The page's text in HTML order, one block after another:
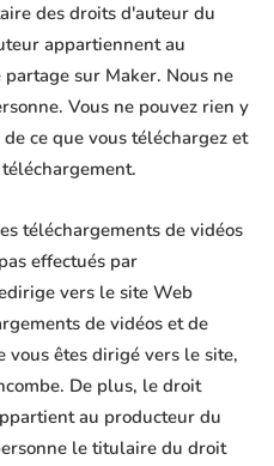
des droits d'auteur du
appartiennent au
sur Maker. Nous ne
Vous ne pouvez rien y
ce que vous téléchargez et
téléchargements de vidéos
effectués par
vers le site Web
de vidéos et de
vous êtes dirigé vers le site,
De plus, le droit
au producteur du
le titulaire du droit